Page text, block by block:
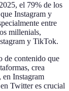
el 79% de los
Instagram y
entre
millenials,
y TikTok.
de contenido que
crea
en Instagram
Twitter es crucial